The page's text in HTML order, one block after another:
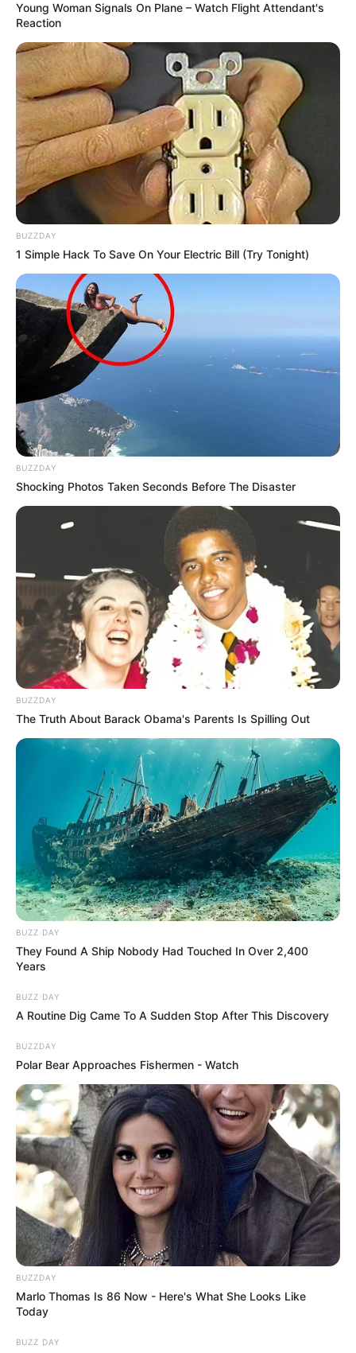
Young Woman Signals On Plane – Watch Flight Attendant's
Reaction
BUZZDAY
1 Simple Hack To Save On Your Electric Bill (Try Tonight)
BUZZDAY
Shocking Photos Taken Seconds Before The Disaster
BUZZDAY
The Truth About Barack Obama's Parents Is Spilling Out
BUZZ DAY
They Found A Ship Nobody Had Touched In Over 2,400
Years
BUZZ DAY
A Routine Dig Came To A Sudden Stop After This Discovery
BUZZDAY
Polar Bear Approaches Fishermen - Watch
BUZZDAY
Marlo Thomas Is 86 Now - Here's What She Looks Like
Today
BUZZ DAY